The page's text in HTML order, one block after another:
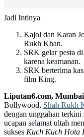
Jadi Intinya
Kajol dan Karan
Rukh Khan.
SRK gelar pesta
karena keamanan.
SRK berterima
film King.
Liputan6.com,
Bollywood, Shah Rukh
dengan unggahan
ucapan selamat ultah
sukses Kuch Kuch Hota